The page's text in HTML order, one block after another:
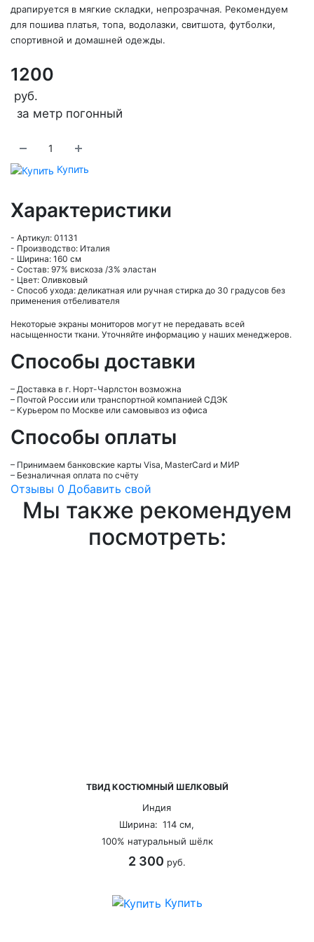
драпируется в мягкие складки, непрозрачная. Рекомендуем
для пошива платья, топа, водолазки, свитшота, футболки,
спортивной и домашней одежды.
1200
руб.
за метр погонный
Купить
Характеристики
- Артикул: 01131
- Производство: Италия
- Ширина: 160 см
- Состав: 97% вискоза /3% эластан
- Цвет: Оливковый
- Способ ухода: деликатная или ручная стирка до 30 градусов без
применения отбеливателя
Некоторые экраны мониторов могут не передавать всей
насыщенности ткани. Уточняйте информацию у наших менеджеров.
Способы доставки
– Доставка в г. Норт-Чарлстонвозможна
– Почтой России или транспортной компанией СДЭК
– Курьером по Москве или самовывоз из офиса
Способы оплаты
– Принимаем банковские карты Visa, MasterCard и МИР
– Безналичная оплата по счёту
Отзывы0 Добавить свой
Мы также рекомендуем
посмотреть:
ТВИД КОСТЮМНЫЙ ШЕЛКОВЫЙ
Индия
Ширина: 114 см,
100% натуральный шёлк
2 300руб.
Купить